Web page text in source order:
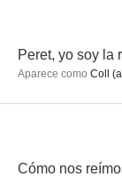
Peret, yo soy la
Aparece como Coll
Cómo nos